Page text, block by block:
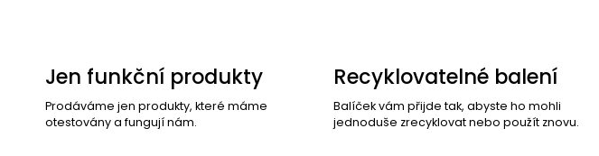
Jen funkční produkty
Prodáváme jen produkty, které máme
otestovány a fungují nám.
Recyklovatelné balení
Balíček vám přijde tak, abyste ho mohli
jednoduše zrecyklovat nebo použít znovu.